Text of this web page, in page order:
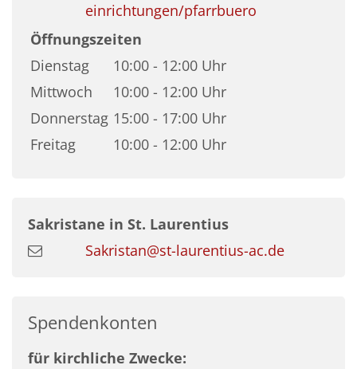
einrichtungen/pfarrbuero
Öffnungszeiten
Dienstag
10:00 - 12:00 Uhr
Mittwoch
10:00 - 12:00 Uhr
Donnerstag 15:00 - 17:00 Uhr
Freitag
10:00 - 12:00 Uhr
Sakristane in St. Laurentius
Sakristan@st-laurentius-ac.de
Spendenkonten
für kirchliche Zwecke: